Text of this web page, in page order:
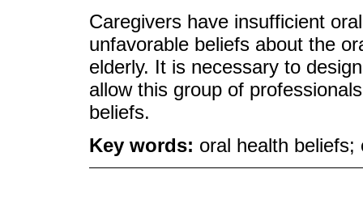
Caregivers have insufficient
unfavorable beliefs about the
elderly. It is necessary to
allow this group of
beliefs.
Key words: oral health